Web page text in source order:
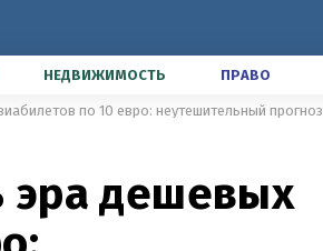
НЕДВИЖИМОСТЬ ПРАВО
по 10 евро: неутешительный прогноз
эра дешевых